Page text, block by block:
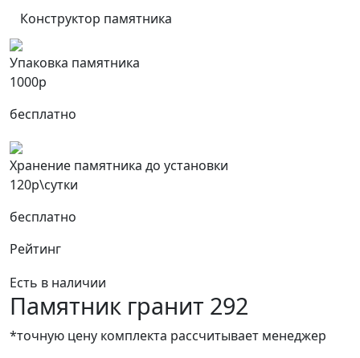
Конструктор памятника
Упаковка памятника
1000р
бесплатно
Хранение памятника до установки
120р\сутки
бесплатно
Рейтинг
Есть в наличии
Памятник гранит 292
*точную цену комплекта рассчитывает менеджер